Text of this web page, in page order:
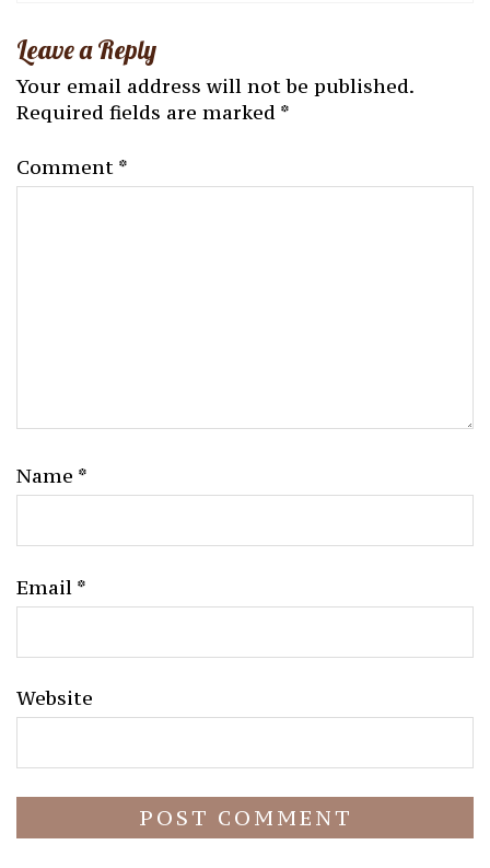
Leave a Reply
Your email address will not be published.
Required fields are marked *
Comment *
Name *
Email *
Website